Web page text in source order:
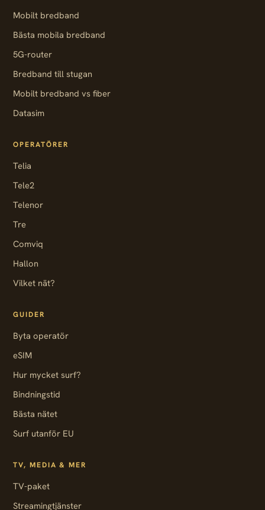
Mobilt bredband
Bästa mobila bredband
5G-router
Bredband till stugan
Mobilt bredband vs fiber
Datasim
OPERATÖRER
Telia
Tele2
Telenor
Tre
Comviq
Hallon
Vilket nät?
GUIDER
Byta operatör
eSIM
Hur mycket surf?
Bindningstid
Bästa nätet
Surf utanför EU
TV, MEDIA & MER
TV-paket
Streamingtjänster